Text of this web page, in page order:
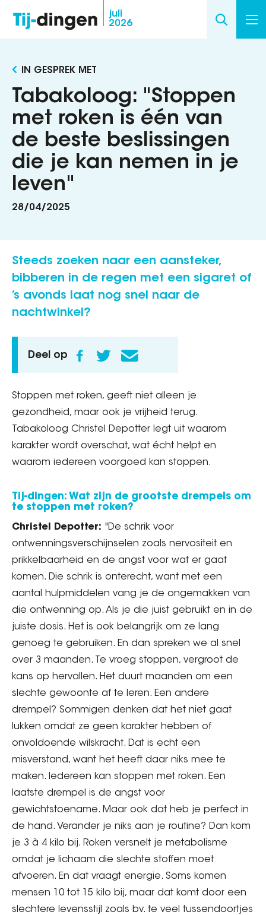
inhoud
gaan
juli
2026
IN GESPREK MET
Tabakoloog: "Stoppen
met roken is één van
de beste beslissingen
die je kan nemen in je
leven"
28/04/2025
Steeds zoeken naar een aansteker,
bibberen in de regen met een sigaret of
’s avonds laat nog snel naar de
nachtwinkel?
Deel op
Stoppen met roken, geeft niet alleen je
gezondheid, maar ook je vrijheid terug.
Tabakoloog Christel Depotter legt uit waarom
karakter wordt overschat, wat écht helpt en
waarom iedereen voorgoed kan stoppen.
Tij-dingen: Wat zijn de grootste drempels om
te stoppen met roken?
Christel Depotter: "De schrik voor
ontwenningsverschijnselen zoals nervositeit en
prikkelbaarheid en de angst voor wat er gaat
komen. Die schrik is onterecht, want met een
aantal hulpmiddelen vang je de ongemakken van
die ontwenning op. Als je die juist gebruikt en in de
juiste dosis. Het is ook belangrijk om ze lang
genoeg te gebruiken. En dan spreken we al snel
over 3 maanden. Te vroeg stoppen, vergroot de
kans op hervallen. Het duurt maanden om een
slechte gewoonte af te leren. Een andere
drempel? Sommigen denken dat het niet gaat
lukken omdat ze geen karakter hebben of
onvoldoende wilskracht. Dat is echt een
misverstand, want het heeft daar niks mee te
maken. Iedereen kan stoppen met roken. Een
laatste drempel is de angst voor
gewichtstoename. Maar ook dat heb je perfect in
de hand. Verander je niks aan je routine? Dan kom
je 3 à 4 kilo bij. Roken versnelt je metabolisme
omdat je lichaam die slechte stoffen moet
afvoeren. En dat vraagt energie. Soms komen
mensen 10 tot 15 kilo bij, maar dat komt door een
slechtere levensstijl zoals bv. te veel tussendoortjes